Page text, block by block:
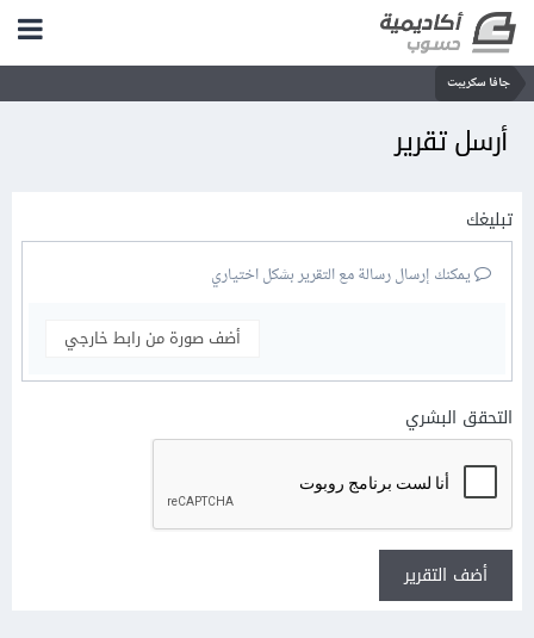
جافا سكريبت
أرسل تقرير
تبليغك
يمكنك إرسال رسالة مع التقرير بشكل اختياري
أضف صورة من رابط خارجي
التحقق البشري
أضف التقرير